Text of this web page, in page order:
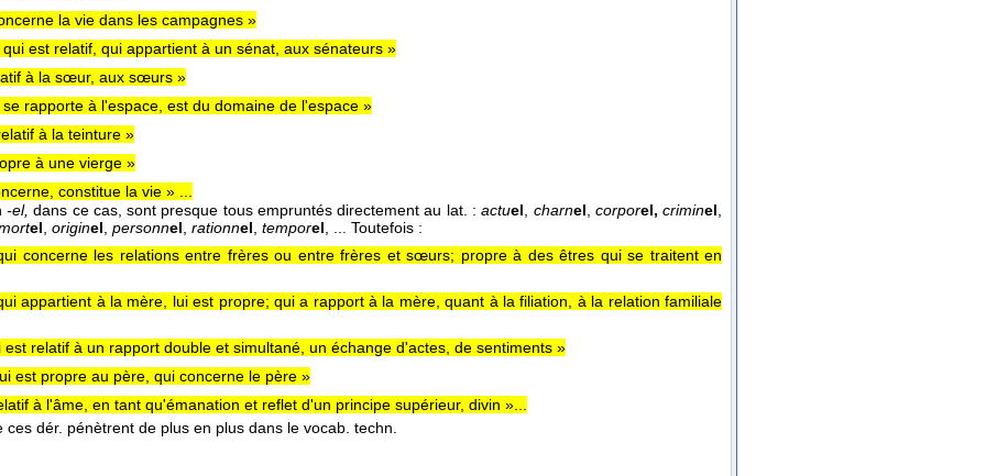
la vie dans les campagnes »
qui est relatif, qui appartient à un sénat, aux sénateurs »
à la sœur, aux sœurs »
se rapporte à l'espace, est du domaine de l'espace »
à la teinture »
à une vierge »
constitue la vie » ...
-el, dans ce cas, sont presque tous empruntés directement au lat. :actuel, charnel, corporel,criminel,
el, originel, personnel, rationnel, temporel, ... Toutefois :
concerne les relations entre frères ou entre frères et sœurs; propre à des êtres qui se traitent en
appartient à la mère, lui est propre; qui a rapport à la mère, quant à la filiation, à la relation familiale
est relatif à un rapport double et simultané, un échange d'actes, de sentiments »
est propre au père, qui concerne le père »
à l'âme, en tant qu'émanation et reflet d'un principe supérieur, divin »...
ces dér. pénètrent de plus en plus dans le vocab. techn.